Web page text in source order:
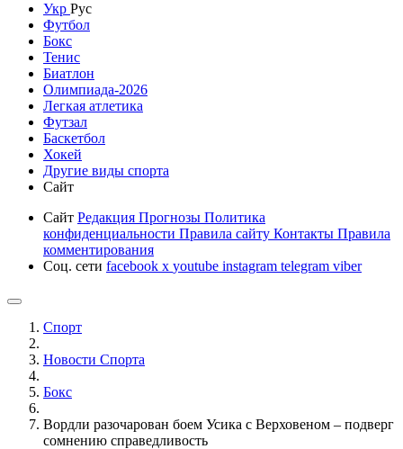
Укр Рус
Футбол
Бокс
Тенис
Биатлон
Олимпиада-2026
Легкая атлетика
Футзал
Баскетбол
Хокей
Другие виды спорта
Сайт
Сайт Редакция Прогнозы Политика
конфиденциальности Правила сайту Контакты Правила
комментирования
Соц. сети facebook x youtube instagram telegram viber
Спорт
Новости Cпорта
Бокс
Вордли разочарован боем Усика с Верховеном – подверг
сомнению справедливость